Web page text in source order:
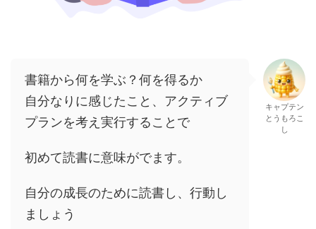
書籍から何を学ぶ？何を得るか
自分なりに感じたこと、アクティブ
プランを考え実行することで
初めて読書に意味がでます。
自分の成長のために読書し、行動し
ましょう
キャプテン
とうもろこ
し